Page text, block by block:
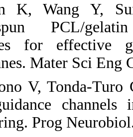
36. Ren K,
structures
membranes.
37. Chiono V,
nerve
engineering.